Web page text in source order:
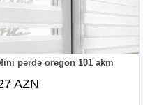
pərdə oregon 101 akm
AZN